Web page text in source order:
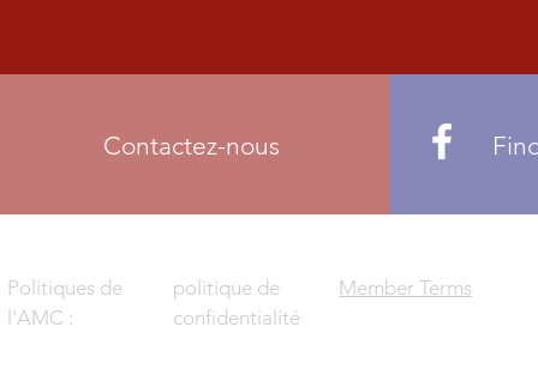
Contactez-nous
Politiques de
l'AMC :
politique de
confidentialité
Member Terms